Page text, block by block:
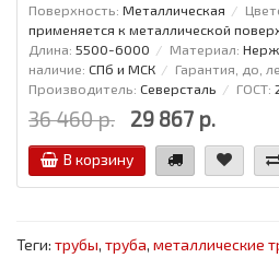
Поверхность: Металлическая
применяется к металлической
Длина: 5500-6000 Материал:
наличие: СПб и МСК Гарантия, до,
Производитель: Северсталь ГОСТ:
36 460 р. 29 867 р.
В корзину
Теги: трубы, труба, металлические